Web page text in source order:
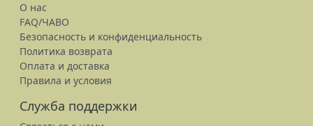
О нас
FAQ/ЧАВО
Безопасность и конфиденциальность
Политика возврата
Оплата и доставка
Правила и условия
Служба поддержки